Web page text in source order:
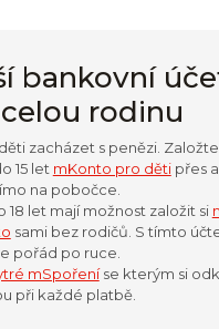
bankovní
celou rodinu
zacházet s penězi.
15 let mKonto pro děti přes
na pobočce.
18 let mají možnost založit si
sami bez rodičů. S tímto
pořád po ruce.
mSpoření se kterým si
při každé platbě.